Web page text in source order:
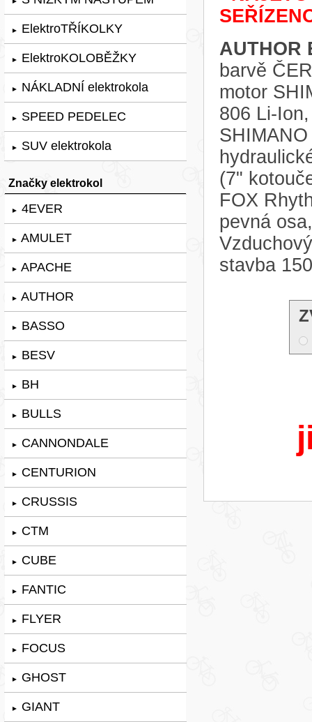
► ElektroTŘÍKOLKY
► ElektroKOLOBĚŽKY
► NÁKLADNÍ elektrokola
► SPEED PEDELEC
► SUV elektrokola
Značky elektrokol
► 4EVER
► AMULET
► APACHE
► AUTHOR
► BASSO
► BESV
► BH
► BULLS
► CANNONDALE
► CENTURION
► CRUSSIS
► CTM
► CUBE
► FANTIC
► FLYER
► FOCUS
► GHOST
► GIANT
AUTHOR
barvě
motor
806 Li-
(7"
FOX
pevná
stavba